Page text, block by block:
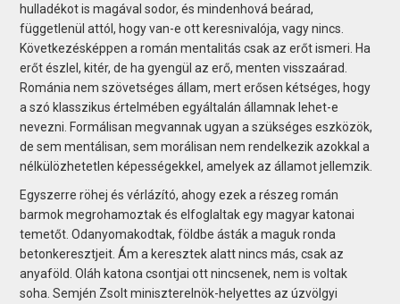
hulladékot is magával sodor, és mindenhová beárad,
függetlenül attól, hogy van-e ott keresnivalója, vagy nincs.
Következésképpen a román mentalitás csak az erőt ismeri. Ha
erőt észlel, kitér, de ha gyengül az erő, menten visszaárad.
Románia nem szövetséges állam, mert erősen kétséges, hogy
a szó klasszikus értelmében egyáltalán államnak lehet-e
nevezni. Formálisan megvannak ugyan a szükséges eszközök,
de sem mentálisan, sem morálisan nem rendelkezik azokkal a
nélkülözhetetlen képességekkel, amelyek az államot jellemzik.
Egyszerre röhej és vérlázító, ahogy ezek a részeg román
barmok megrohamoztak és elfoglaltak egy magyar katonai
temetőt. Odanyomakodtak, földbe ásták a maguk ronda
betonkeresztjeit. Ám a keresztek alatt nincs más, csak az
anyaföld. Oláh katona csontjai ott nincsenek, nem is voltak
soha. Semjén Zsolt miniszterelnök-helyettes az úzvölgyi